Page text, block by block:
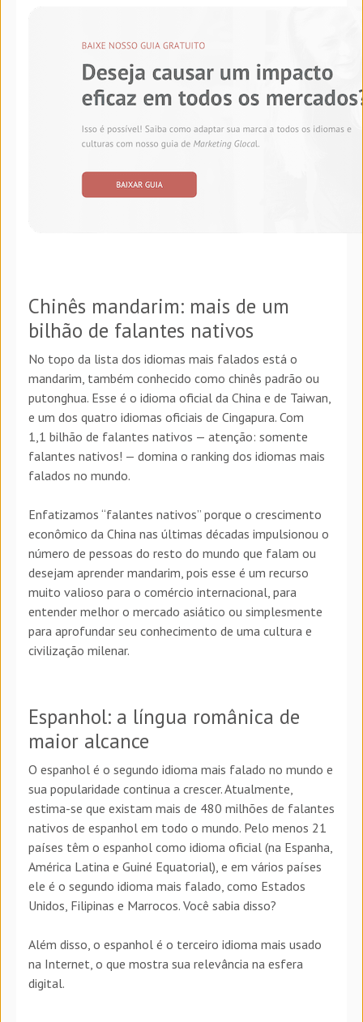
Chinês mandarim: mais de um
bilhão de falantes nativos
No topo da lista dos idiomas mais falados está o
mandarim, também conhecido como chinês padrão ou
putonghua. Esse é o idioma oficial da China e de Taiwan,
e um dos quatro idiomas oficiais de Cingapura. Com
1,1 bilhão de falantes nativos — atenção: somente
falantes nativos! — domina o ranking dos idiomas mais
falados no mundo.
Enfatizamos “falantes nativos” porque o crescimento
econômico da China nas últimas décadas impulsionou o
número de pessoas do resto do mundo que falam ou
desejam aprender mandarim, pois esse é um recurso
muito valioso para o comércio internacional, para
entender melhor o mercado asiático ou simplesmente
para aprofundar seu conhecimento de uma cultura e
civilização milenar.
Espanhol: a língua românica de
maior alcance
O espanhol é o segundo idioma mais falado no mundo e
sua popularidade continua a crescer. Atualmente,
estima-se que existam mais de 480 milhões de falantes
nativos de espanhol em todo o mundo. Pelo menos 21
países têm o espanhol como idioma oficial (na Espanha,
América Latina e Guiné Equatorial), e em vários países
ele é o segundo idioma mais falado, como Estados
Unidos, Filipinas e Marrocos. Você sabia disso?
Além disso, o espanhol é o terceiro idioma mais usado
na Internet, o que mostra sua relevância na esfera
digital.